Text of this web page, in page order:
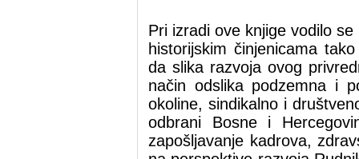
Pri izradi ove knjige vodilo
historijskim činjenicama
da slika razvoja ovog
način odslika podzemna i
okoline, sindikalno i
odbrani Bosne i
zapošljavanje kadrova,